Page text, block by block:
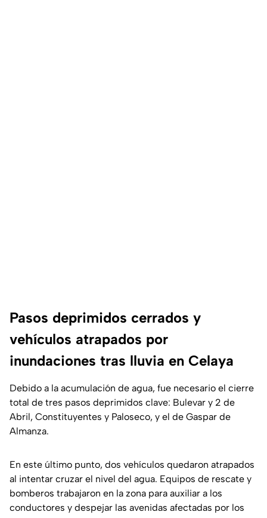
Pasos deprimidos cerrados y
vehículos atrapados por
inundaciones tras lluvia en Celaya
Debido a la acumulación de agua, fue necesario el cierre
total de tres pasos deprimidos clave: Bulevar y 2 de
Abril, Constituyentes y Paloseco, y el de Gaspar de
Almanza.
En este último punto, dos vehículos quedaron atrapados
al intentar cruzar el nivel del agua. Equipos de rescate y
bomberos trabajaron en la zona para auxiliar a los
conductores y despejar las avenidas afectadas por los